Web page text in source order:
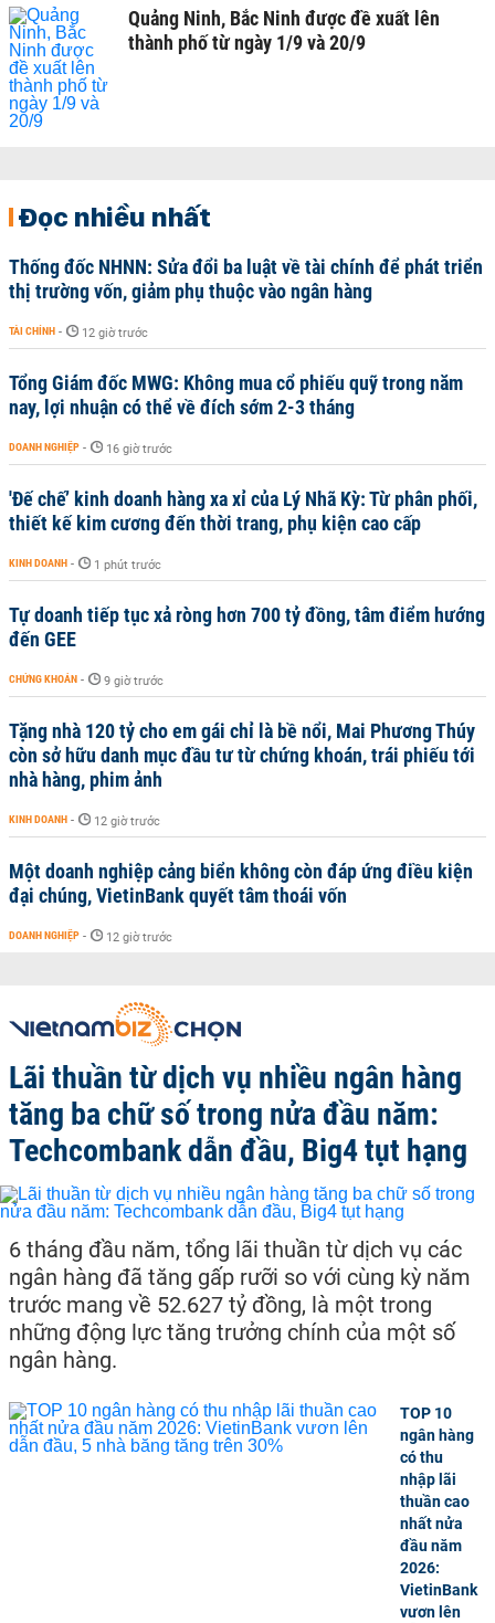
Quảng Ninh, Bắc Ninh được đề xuất lên
thành phố từ ngày 1/9 và 20/9
Đọc nhiều nhất
Thống đốc NHNN: Sửa đổi ba luật về tài chính để phát triển
thị trường vốn, giảm phụ thuộc vào ngân hàng
TÀI CHÍNH - 12 giờ trước
Tổng Giám đốc MWG: Không mua cổ phiếu quỹ trong năm
nay, lợi nhuận có thể về đích sớm 2-3 tháng
DOANH NGHIỆP - 16 giờ trước
'Đế chế’ kinh doanh hàng xa xỉ của Lý Nhã Kỳ: Từ phân phối,
thiết kế kim cương đến thời trang, phụ kiện cao cấp
KINH DOANH - 1 phút trước
Tự doanh tiếp tục xả ròng hơn 700 tỷ đồng, tâm điểm hướng
đến GEE
CHỨNG KHOÁN - 9 giờ trước
Tặng nhà 120 tỷ cho em gái chỉ là bề nổi, Mai Phương Thúy
còn sở hữu danh mục đầu tư từ chứng khoán, trái phiếu tới
nhà hàng, phim ảnh
KINH DOANH - 12 giờ trước
Một doanh nghiệp cảng biển không còn đáp ứng điều kiện
đại chúng, VietinBank quyết tâm thoái vốn
DOANH NGHIỆP - 12 giờ trước
Lãi thuần từ dịch vụ nhiều ngân hàng
tăng ba chữ số trong nửa đầu năm:
Techcombank dẫn đầu, Big4 tụt hạng
6 tháng đầu năm, tổng lãi thuần từ dịch vụ các
ngân hàng đã tăng gấp rưỡi so với cùng kỳ năm
trước mang về 52.627 tỷ đồng, là một trong
những động lực tăng trưởng chính của một số
ngân hàng.
TOP 10
ngân hàng
có thu
nhập lãi
thuần cao
nhất nửa
đầu năm
2026:
VietinBank
vươn lên